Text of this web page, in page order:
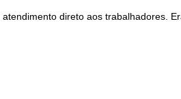
direto aos trabalhadores.